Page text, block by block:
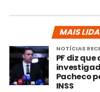
MAIS
NOTÍCIAS
PF diz
Pacheco
INSS